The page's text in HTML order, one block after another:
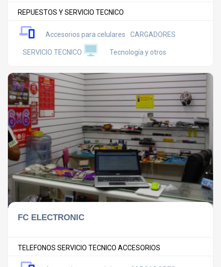
REPUESTOS Y SERVICIO TECNICO
Accesorios para celulares CARGADORES
SERVICIO TECNICO Tecnología y otros
FC ELECTRONIC
TELEFONOS SERVICIO TECNICO ACCESORIOS